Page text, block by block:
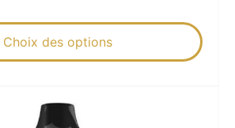
Choix des options